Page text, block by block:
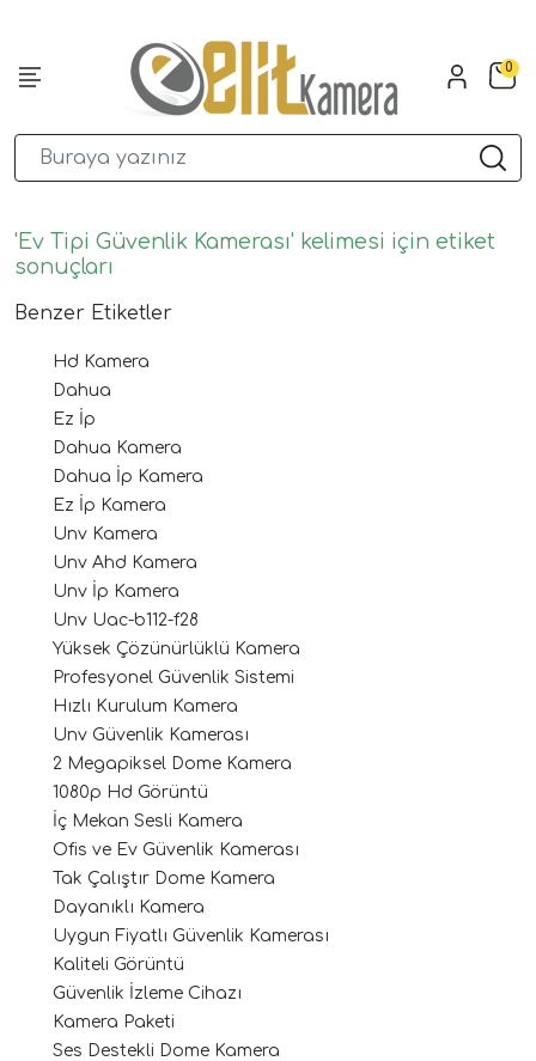
0
'Ev Tipi Güvenlik Kamerası' kelimesi için etiket
sonuçları
Benzer Etiketler
Hd Kamera
Dahua
Ez İp
Dahua Kamera
Dahua İp Kamera
Ez İp Kamera
Unv Kamera
Unv Ahd Kamera
Unv İp Kamera
Unv Uac-b112-f28
Yüksek Çözünürlüklü Kamera
Profesyonel Güvenlik Sistemi
Hızlı Kurulum Kamera
Unv Güvenlik Kamerası
2 Megapiksel Dome Kamera
1080p Hd Görüntü
İç Mekan Sesli Kamera
Ofis ve Ev Güvenlik Kamerası
Tak Çalıştır Dome Kamera
Dayanıklı Kamera
Uygun Fiyatlı Güvenlik Kamerası
Kaliteli Görüntü
Güvenlik İzleme Cihazı
Kamera Paketi
Ses Destekli Dome Kamera